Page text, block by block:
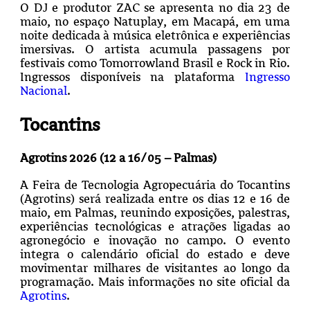
O DJ e produtor ZAC se apresenta no dia 23 de
maio, no espaço Natuplay, em Macapá, em uma
noite dedicada à música eletrônica e experiências
imersivas. O artista acumula passagens por
festivais como Tomorrowland Brasil e Rock in Rio.
Ingressos disponíveis na plataformaIngresso
Nacional.
Tocantins
Agrotins 2026 (12 a 16/05 – Palmas)
A Feira de Tecnologia Agropecuária do Tocantins
(Agrotins) será realizada entre os dias 12 e 16 de
maio, em Palmas, reunindo exposições, palestras,
experiências tecnológicas e atrações ligadas ao
agronegócio e inovação no campo. O evento
integra o calendário oficial do estado e deve
movimentar milhares de visitantes ao longo da
programação. Mais informações no site oficial da
Agrotins.